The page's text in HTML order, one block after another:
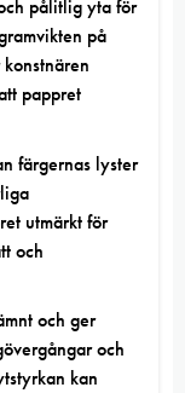
pålitlig yta för
på
pappret
färgernas lyster
utmärkt för
och
och ger
och
kan